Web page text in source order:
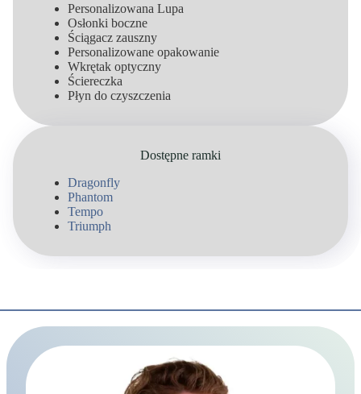
Personalizowana Lupa
Osłonki boczne
Ściągacz zauszny
Personalizowane opakowanie
Wkrętak optyczny
Ściereczka
Płyn do czyszczenia
Dostępne ramki
Dragonfly
Phantom
Tempo
Triumph